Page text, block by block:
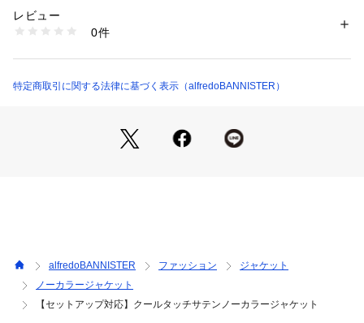
はサラッと、質感はしっとりとしていて上品なドレープが出る
のも魅力的な素材です。ご自宅で手洗い可能。
同素材でシリーズ展開しているので、パンツやサロペットとセ
間違いなしのジャケットです。
洗濯：手洗い可
※詳しい洗濯方法については、商品の品質表示タグをご覧ください
72499080790 （ショップ）
レビュー
0件
特定商取引に関する法律に基づく表示（alfredoBANNISTER）
alfredoBANNISTER ファッション
ジャケット
ノーカラージャケット
【セットアップ対応】クールタッチサテンノーカラージャケット